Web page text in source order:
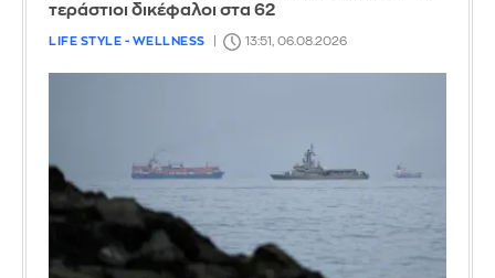
τεράστιοι δικέφαλοι στα 62
LIFE STYLE - WELLNESS 13:51, 06.08.2026